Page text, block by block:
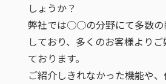
しょうか？
弊社では○○の分野にて多数の
しており、多くのお客様より
ております。
ご紹介しきれなかった機能や